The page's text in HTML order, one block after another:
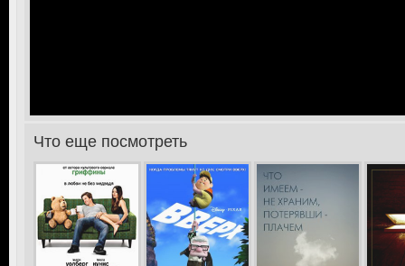
>Что еще посмотреть